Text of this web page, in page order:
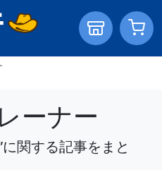
ーナー
関する記事をまと